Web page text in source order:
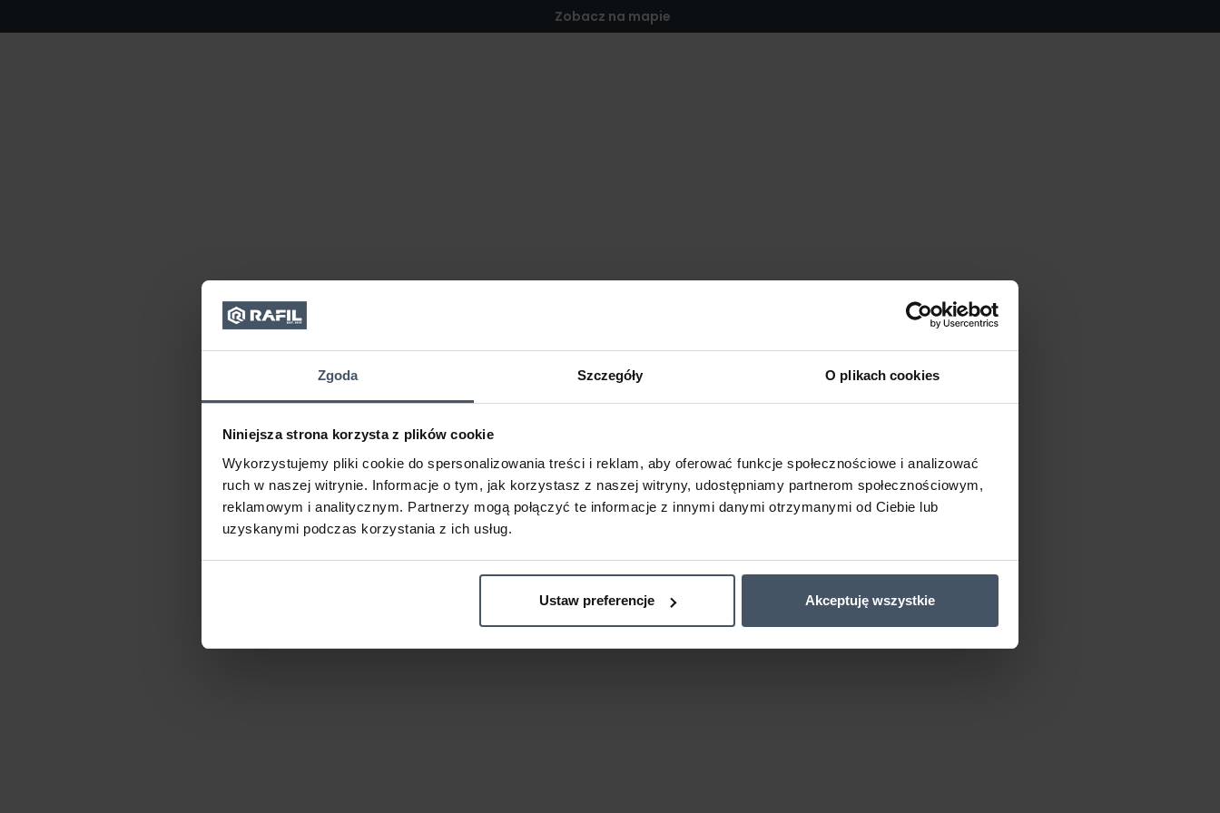
Zgoda Szczegóły O plikach cookies
Niniejsza strona korzysta z plików cookie
Wykorzystujemy pliki cookie do spersonalizowania treści i reklam, aby oferować funkcje społecznościowe i analizować
ruch w naszej witrynie. Informacje o tym, jak korzystasz z naszej witryny, udostępniamy partnerom społecznościowym,
reklamowym i analitycznym. Partnerzy mogą połączyć te informacje z innymi danymi otrzymanymi od Ciebie lub
uzyskanymi podczas korzystania z ich usług.
Ustaw preferencje Akceptuję wszystkie
Zobacz na mapie